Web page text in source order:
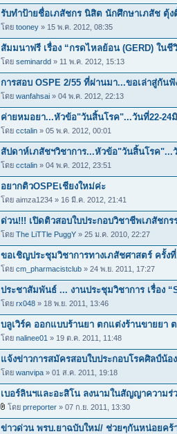
รับทำป้ายชื่อเภสัชกร นิสิต นักศึกษาเภสัช ตุ้ง
โดย tooney » 15 พ.ค. 2012, 08:35
สัมมนาฟรี เรื่อง “กรดไหลย้อน (GERD) ใน
โดย seminardd » 11 พ.ค. 2012, 15:13
การสอบ OSPE 2/55 ที่ผ่านมา...ขอเล่าสู่กันฟั
โดย wanfahsai » 04 พ.ค. 2012, 22:13
ค่ายหมอยา...หัวข้อ"วันสิ้นโรค"...วันที่22-24
โดย cctalin » 05 พ.ค. 2012, 00:01
สัปดาห์เภสัชฯวิชาการ...หัวข้อ"วันสิ้นโรค"...
โดย cctalin » 04 พ.ค. 2012, 23:51
อยากติวOSPEเชียงใหม่ค่ะ
โดย aimza1234 » 16 มี.ค. 2012, 21:41
ด่วน!!! เปิดติวสอบใบประกอบวิชาชีพเภสัชกร
โดย The LiTTle PuggY » 25 ม.ค. 2010, 22:27
ขอเชิญประชุมวิชาการทางเภสัชศาสตร์ ครั้งที่
โดย cm_pharmacistclub » 24 พ.ย. 2011, 17:27
ประชาสัมพันธ์ ... งานประชุมวิชาการ เรื่อง
โดย rx048 » 18 พ.ย. 2011, 13:46
บลูเวิร์ค ออกแบบร้านยา ตกแต่งร้านขายยา
โดย nalinee01 » 19 ต.ค. 2011, 11:48
แจ้งข่าวการสมัครสอบใบประกอบโรคศิลป์น้อ
โดย wanvipa » 01 ส.ค. 2011, 19:18
เบอร์ลินฯและอะสิโน ลงนามในสัญญาความ
โดย prreporter » 07 ก.ย. 2011, 13:30
ข่าวด่วน พรบ.ยาฉบับใหม่/ ช่วยๆกันหน่อยคร้